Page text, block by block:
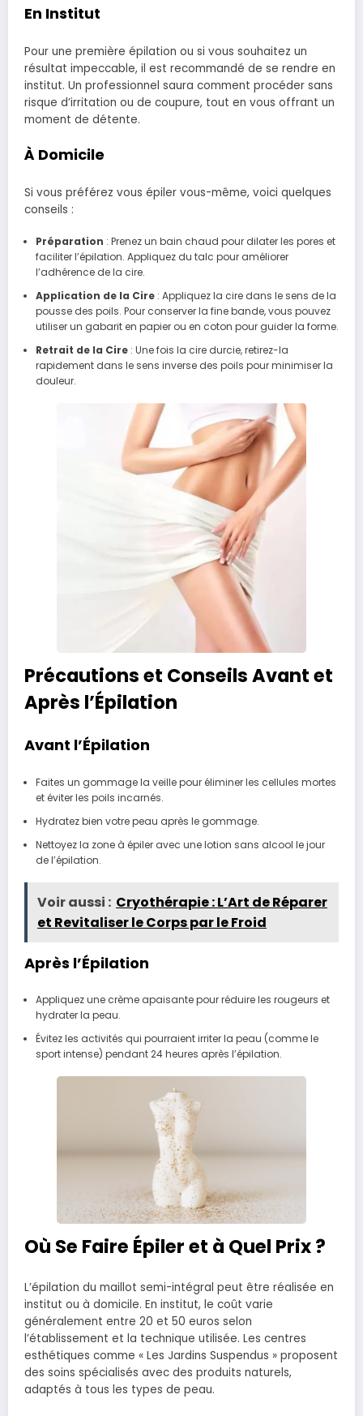
En Institut
Pour une première épilation ou si vous souhaitez un
résultat impeccable, il est recommandé de se rendre en
institut. Un professionnel saura comment procéder sans
risque d’irritation ou de coupure, tout en vous offrant un
moment de détente.
À Domicile
Si vous préférez vous épiler vous-même, voici quelques
conseils :
Préparation : Prenez un bain chaud pour dilater les pores et
faciliter l’épilation. Appliquez du talc pour améliorer
l’adhérence de la cire.
Application de la Cire: Appliquez la cire dans le sens de la
pousse des poils. Pour conserver la fine bande, vous pouvez
utiliser un gabarit en papier ou en coton pour guider la forme.
Retrait de la Cire: Une fois la cire durcie, retirez-la
rapidement dans le sens inverse des poils pour minimiser la
douleur.
Précautions et Conseils Avant et
Après l’Épilation
Avant l’Épilation
Faites un gommage la veille pour éliminer les cellules mortes
et éviter les poils incarnés.
Hydratez bien votre peau après le gommage.
Nettoyez la zone à épiler avec une lotion sans alcool le jour
de l’épilation.
Voir aussi : Cryothérapie : L’Art de Réparer
et Revitaliser le Corps par le Froid
Après l’Épilation
Appliquez une crème apaisante pour réduire les rougeurs et
hydrater la peau.
Évitez les activités qui pourraient irriter la peau (comme le
sport intense) pendant 24 heures après l’épilation.
Où Se Faire Épiler et à Quel Prix ?
L’épilation du maillot semi-intégral peut être réalisée en
institut ou à domicile. En institut, le coût varie
généralement entre 20 et 50 euros selon
l’établissement et la technique utilisée. Les centres
esthétiques comme « Les Jardins Suspendus » proposent
des soins spécialisés avec des produits naturels,
adaptés à tous les types de peau.